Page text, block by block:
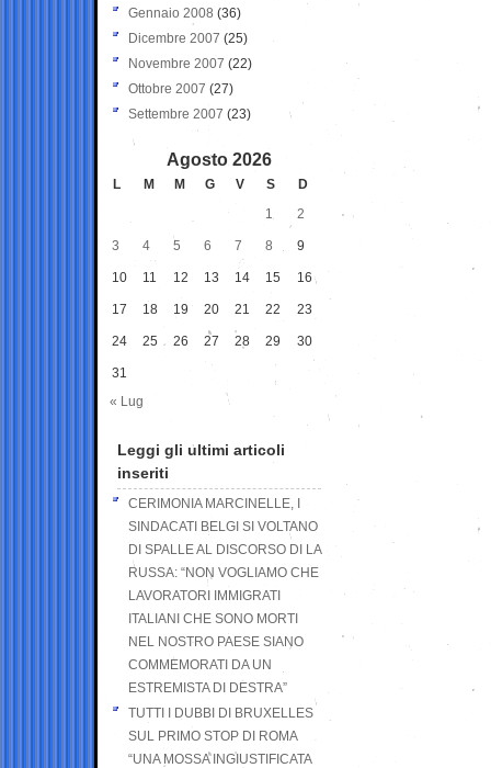
Gennaio 2008 (36)
Dicembre 2007 (25)
Novembre 2007 (22)
Ottobre 2007 (27)
Settembre 2007 (23)
Agosto 2026
L M M G V S
D
1
2
3 4 5 6 7 8 9
10 11 12 13 14 15 16
17 18 19 20 21 22 23
24 25 26 27 28 29 30
31
« Lug
Leggi gli ultimi articoli
inseriti
CERIMONIA MARCINELLE, I
SINDACATI BELGI SI VOLTANO
DI SPALLE AL DISCORSO DI LA
RUSSA: “NON VOGLIAMO CHE
LAVORATORI IMMIGRATI
ITALIANI CHE SONO MORTI
NEL NOSTRO PAESE SIANO
COMMEMORATI DA UN
ESTREMISTA DI DESTRA”
TUTTI I DUBBI DI BRUXELLES
SUL PRIMO STOP DI ROMA
“UNA MOSSA INGIUSTIFICATA